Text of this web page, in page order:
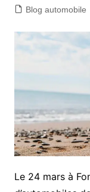
Blog automobile
Le 24 mars à